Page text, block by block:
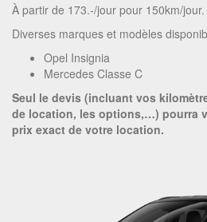
À partir de 173.-/jour pour 150km/jour.
Diverses marques et modèles
Opel Insignia
Mercedes Classe C
Seul le devis (incluant vos
de location, les options,…) pourra
prix exact de votre location.